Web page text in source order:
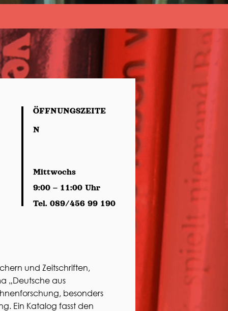
ÖFFNUNGSZEITE
N
Mittwochs
9:00 – 11:00 Uhr
Tel. 089/456 99 190
und Zeitschriften,
„Deutsche aus
besonders
Ein Katalog fasst den